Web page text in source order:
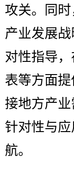
攻关。同
产业发展
对性指导
表等方面
接地方产
针对性与
航。